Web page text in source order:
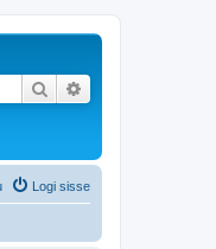
Otsi
Logi sisse